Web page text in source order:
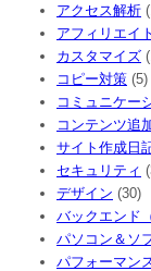
アクセス解析
アフィリエイト
カスタマイズ
コピー対策 (5)
コミュニケー
コンテンツ追
サイト作成日
セキュリティ
デザイン (30)
バックエンド
パソコン＆ソ
パフォーマン